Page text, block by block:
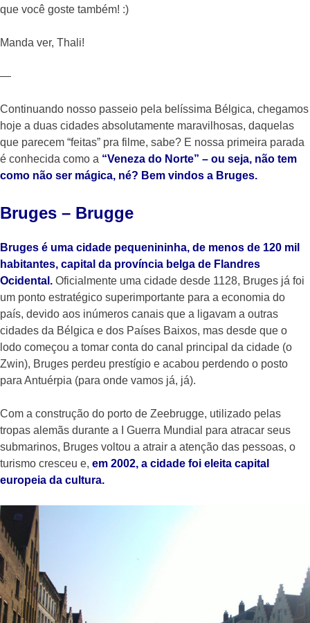
que você goste também! :)
Manda ver, Thali!
—
Continuando nosso passeio pela belíssima Bélgica, chegamos
hoje a duas cidades absolutamente maravilhosas, daquelas
que parecem “feitas” pra filme, sabe? E nossa primeira parada
é conhecida como a “Veneza do Norte” – ou seja, não tem
como não ser mágica, né? Bem vindos a Bruges.
Bruges – Brugge
Bruges é uma cidade pequenininha, de menos de 120 mil
habitantes, capital da província belga de Flandres
Ocidental. Oficialmente uma cidade desde 1128, Bruges já foi
um ponto estratégico superimportante para a economia do
país, devido aos inúmeros canais que a ligavam a outras
cidades da Bélgica e dos Países Baixos, mas desde que o
lodo começou a tomar conta do canal principal da cidade (o
Zwin), Bruges perdeu prestígio e acabou perdendo o posto
para Antuérpia (para onde vamos já, já).
Com a construção do porto de Zeebrugge, utilizado pelas
tropas alemãs durante a I Guerra Mundial para atracar seus
submarinos, Bruges voltou a atrair a atenção das pessoas, o
turismo cresceu e, em 2002, a cidade foi eleita capital
europeia da cultura.